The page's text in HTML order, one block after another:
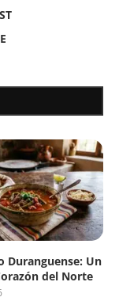
Duranguense: Un
del Norte